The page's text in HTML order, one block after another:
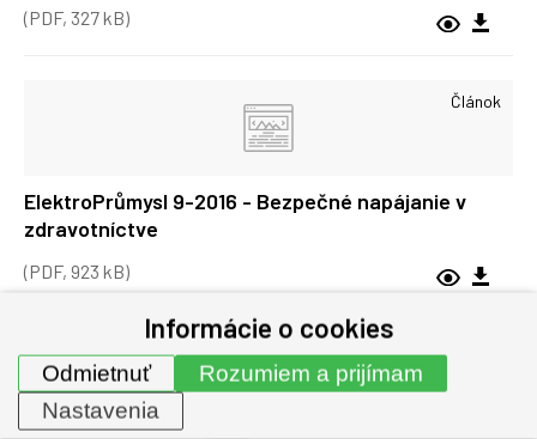
(PDF, 327 kB)
Článok
ElektroPrůmysl 9-2016 - Bezpečné napájanie v
zdravotníctve
(PDF, 923 kB)
Články a informácie
Informácie o cookies
Rozumiem a prijímam
Odmietnuť
Nastavenia